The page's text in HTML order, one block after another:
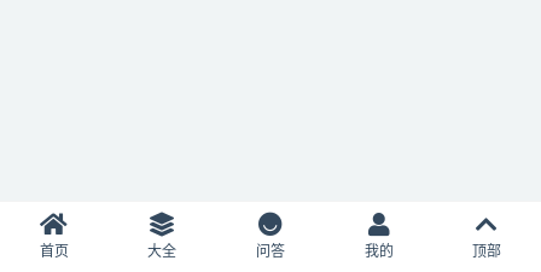
首页 大全 问答 我的 顶部